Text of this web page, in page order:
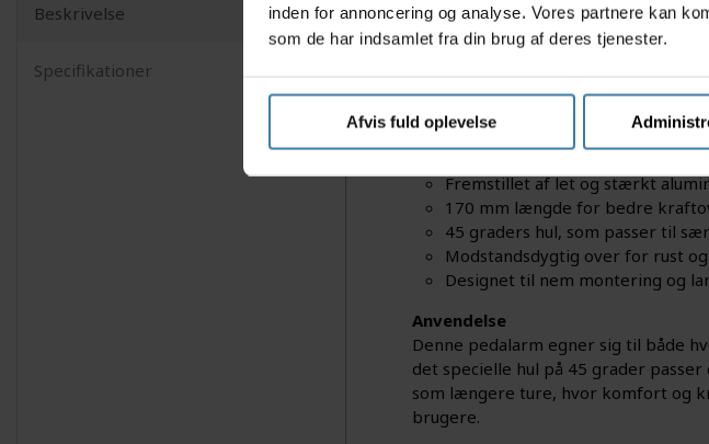
inden for annoncering og analyse. Vores partnere kan
som de har indsamlet fra din brug af deres tjenester.
Afvis fuld oplevelse
Beskrivelse
Specifikationer
Opgradér din cykel med en solid og
pedalarm er fremstillet i holdbar
på 170 mm og et 45 graders hul
pris på funktionalitet og kvalitet
Nyttige facts
Fremstillet af let og stærkt
170 mm længde for bedre
45 graders hul, som passer til
Modstandsdygtig over for rust
Designet til nem montering og
Anvendelse
Denne pedalarm egner sig til både
det specielle hul på 45 grader
som længere ture, hvor komfort og
brugere.